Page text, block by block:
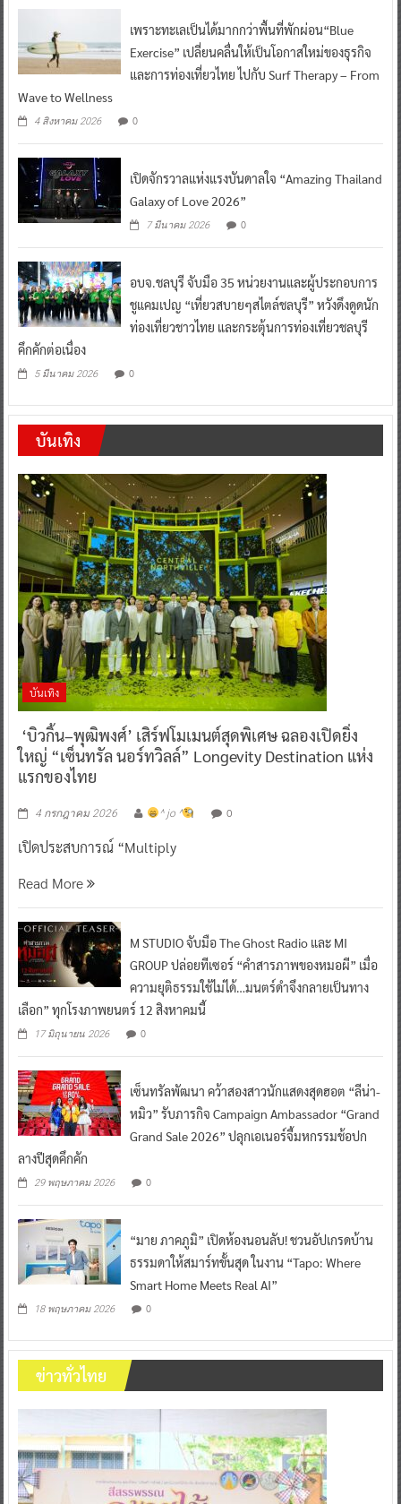
เพราะทะเลเป็นได้มากกว่าพื้นที่พักผ่อน“Blue
Exercise” เปลี่ยนคลื่นให้เป็นโอกาสใหม่ของธุรกิจ
และการท่องเที่ยวไทย ไปกับ Surf Therapy – From
Wave to Wellness
4 สิงหาคม 2026 0
เปิดจักรวาลแห่งแรงบันดาลใจ “Amazing Thailand
Galaxy of Love 2026”
7 มีนาคม 2026 0
อบจ.ชลบุรี จับมือ 35 หน่วยงานและผู้ประกอบการ
ชูแคมเปญ “เที่ยวสบายๆสไตล์ชลบุรี” หวังดึงดูดนัก
ท่องเที่ยวชาวไทย และกระตุ้นการท่องเที่ยวชลบุรี
คึกคักต่อเนื่อง
5 มีนาคม 2026 0
บันเทิง
บันเทิง
‘บิวกิ้น–พุฒิพงศ์’ เสิร์ฟโมเมนต์สุดพิเศษ ฉลองเปิดยิ่ง
ใหญ่ “เซ็นทรัล นอร์ทวิลล์” Longevity Destination แห่ง
แรกของไทย
4 กรกฎาคม 2026 ^ jo ^ 0
เปิดประสบการณ์ “Multiply
Read More
M STUDIO จับมือ The Ghost Radio และ MI
GROUP ปล่อยทีเซอร์ “คำสารภาพของหมอผี” เมื่อ
ความยุติธรรมใช้ไม่ได้…มนตร์ดำจึงกลายเป็นทาง
เลือก” ทุกโรงภาพยนตร์ 12 สิงหาคมนี้
17 มิถุนายน 2026 0
เซ็นทรัลพัฒนา คว้าสองสาวนักแสดงสุดฮอต “ลีน่า-
หมิว” รับภารกิจ Campaign Ambassador “Grand
Grand Sale 2026” ปลุกเอเนอร์จี้มหกรรมช้อปก
ลางปีสุดคึกคัก
29 พฤษภาคม 2026 0
“มาย ภาคภูมิ” เปิดห้องนอนลับ! ชวนอัปเกรดบ้าน
ธรรมดาให้สมาร์ทขั้นสุด ในงาน “Tapo: Where
Smart Home Meets Real AI”
18 พฤษภาคม 2026 0
ข่าวทั่วไทย